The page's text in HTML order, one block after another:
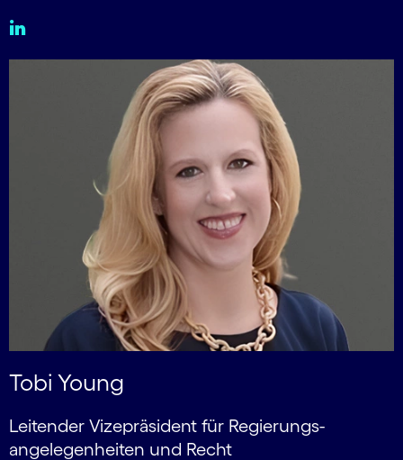
Tobi Young
Leitender Vizepräsident für Regierungs­
angelegen­heiten und Recht